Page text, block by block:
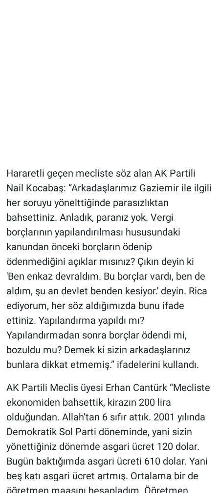
Hararetli geçen mecliste söz alan AK Partili
Nail Kocabaş: “Arkadaşlarımız Gaziemir ile ilgili
her soruyu yönelttiğinde parasızlıktan
bahsettiniz. Anladık, paranız yok. Vergi
borçlarının yapılandırılması hususundaki
kanundan önceki borçların ödenip
ödenmediğini açıklar mısınız? Çıkın deyin ki
'Ben enkaz devraldım. Bu borçlar vardı, ben de
aldım, şu an devlet benden kesiyor.' deyin. Rica
ediyorum, her söz aldığımızda bunu ifade
ettiniz. Yapılandırma yapıldı mı?
Yapılandırmadan sonra borçlar ödendi mi,
bozuldu mu? Demek ki sizin arkadaşlarınız
bunlara dikkat etmemiş.” ifadelerini kullandı.
AK Partili Meclis üyesi Erhan Cantürk “Mecliste
ekonomiden bahsettik, kirazın 200 lira
olduğundan. Allah’tan 6 sıfır attık. 2001 yılında
Demokratik Sol Parti döneminde, yani sizin
yönettiğiniz dönemde asgari ücret 120 dolar.
Bugün baktığımda asgari ücreti 610 dolar. Yani
beş katı asgari ücret artmış. Ortalama bir de
öğretmen maaşını hesapladım. Öğretmen